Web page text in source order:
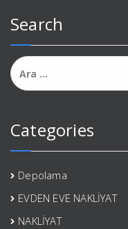
Search
Arama:
Categories
Depolama
EVDEN EVE NAKLİYAT
NAKLİYAT